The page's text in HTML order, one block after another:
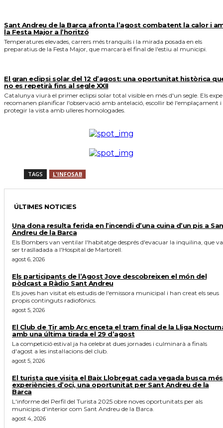
Sant Andreu de la Barca afronta l’agost combatent la calor i
la Festa Major a l’horitzó
Temperatures elevades, carrers més tranquils i la mirada posada en els
preparatius de la Festa Major, que marcarà el final de l'estiu al municipi.
El gran eclipsi solar del 12 d’agost: una oportunitat històrica
no es repetirà fins al segle XXII
Catalunya viurà el primer eclipsi solar total visible en més d'un segle. Els
recomanen planificar l'observació amb antelació, escollir bé l'emplaçament i
protegir la vista amb ulleres homologades.
TAGS L'INFOSAB
ÚLTIMES NOTICIES
Una dona resulta ferida en l’incendi d’una cuina d’un pis a
Andreu de la Barca
Els Bombers van ventilar l'habitatge després d'evacuar la inquilina, que va
ser traslladada a l'Hospital de Martorell.
agost 6, 2026
Els participants de l’Agost Jove descobreixen el món del
pòdcast a Ràdio Sant Andreu
Els joves han visitat els estudis de l'emissora municipal i han creat els seus
propis continguts radiofònics.
agost 5, 2026
El Club de Tir amb Arc enceta el tram final de la Lliga
amb una última tirada el 29 d’agost
La competició estival ja ha celebrat dues jornades i culminarà a finals
d'agost a les instal·lacions del club.
agost 5, 2026
El turista que visita el Baix Llobregat cada vegada busca més
experiències d’oci, una oportunitat per Sant Andreu de la
Barca
L'informe del Perfil del Turista 2025 obre noves oportunitats per als
municipis d'interior com Sant Andreu de la Barca.
agost 4, 2026